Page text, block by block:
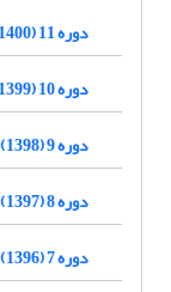
دوره 11 (1400)
دوره 10 (1399)
دوره 9 (1398)
دوره 8 (1397)
دوره 7 (1396)